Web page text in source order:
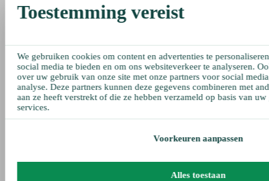
Toestemming vereist
We gebruiken cookies om content en advertenties te
social media te bieden en om ons websiteverkeer te analyseren.
over uw gebruik van onze site met onze partners voor social
analyse. Deze partners kunnen deze gegevens combineren met
aan ze heeft verstrekt of die ze hebben verzameld op basis van
services.
Voorkeuren aanpassen
Alles toestaan